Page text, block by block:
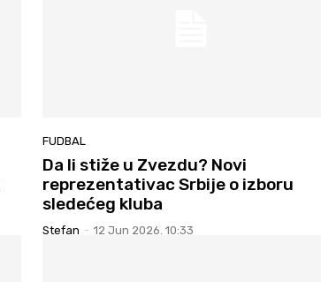
FUDBAL
Da li stiže u Zvezdu? Novi
reprezentativac Srbije o izboru
sledećeg kluba
Stefan - 12 Jun 2026. 10:33